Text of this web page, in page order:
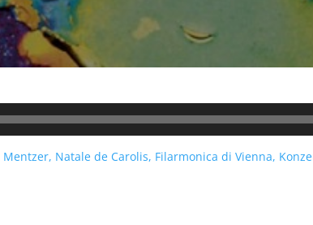
Natale de Carolis, Filarmonica di Vienna,